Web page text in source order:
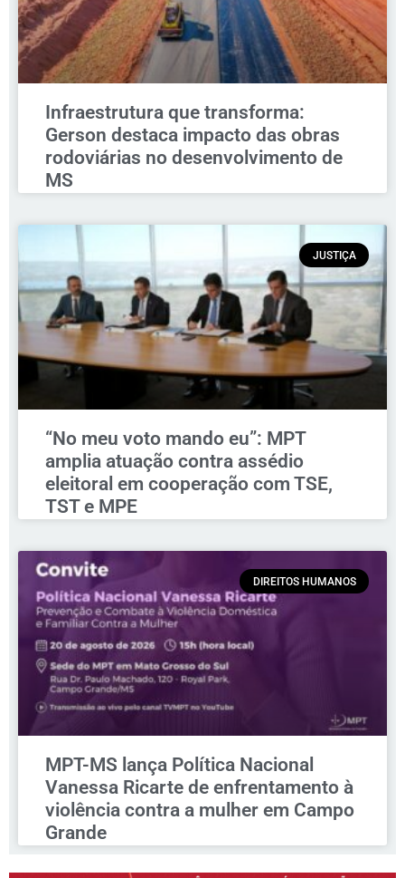
Infraestrutura que transforma:
Gerson destaca impacto das obras
rodoviárias no desenvolvimento de
MS
JUSTIÇA
“No meu voto mando eu”: MPT
amplia atuação contra assédio
eleitoral em cooperação com TSE,
TST e MPE
DIREITOS HUMANOS
MPT-MS lança Política Nacional
Vanessa Ricarte de enfrentamento à
violência contra a mulher em Campo
Grande